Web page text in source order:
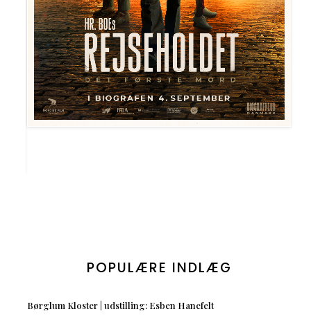
POPULÆRE INDLÆG
Børglum Kloster | udstilling: Esben Hanefelt